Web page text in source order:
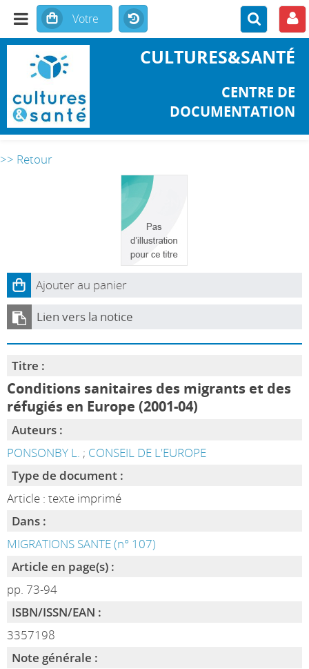
CULTURES&SANTÉ
CENTRE DE
DOCUMENTATION
>> Retour
Ajouter au panier
Lien vers la notice
Titre :
Conditions sanitaires des migrants et des
réfugiés en Europe (2001-04)
Auteurs :
PONSONBY L. ; CONSEIL DE L'EUROPE
Type de document :
Article : texte imprimé
Dans :
MIGRATIONS SANTE (n° 107)
Article en page(s) :
pp. 73-94
ISBN/ISSN/EAN :
3357198
Note générale :